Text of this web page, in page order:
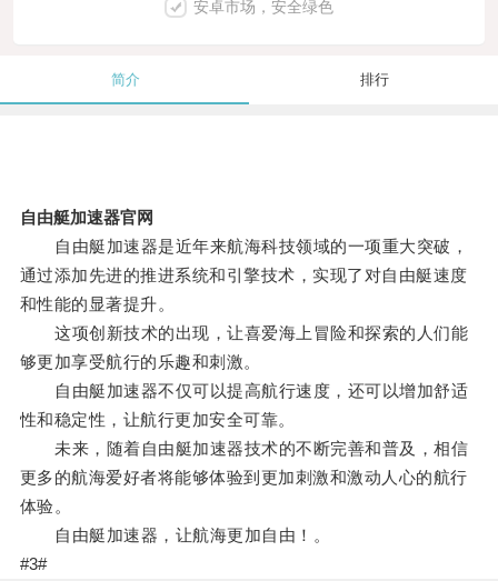
安卓市场，安全绿色
简介 排行
自由艇加速器官网
自由艇加速器是近年来航海科技领域的一项重大突破，
通过添加先进的推进系统和引擎技术，实现了对自由艇速度
和性能的显著提升。
这项创新技术的出现，让喜爱海上冒险和探索的人们能
够更加享受航行的乐趣和刺激。
自由艇加速器不仅可以提高航行速度，还可以增加舒适
性和稳定性，让航行更加安全可靠。
未来，随着自由艇加速器技术的不断完善和普及，相信
更多的航海爱好者将能够体验到更加刺激和激动人心的航行
体验。
自由艇加速器，让航海更加自由！。
#3#